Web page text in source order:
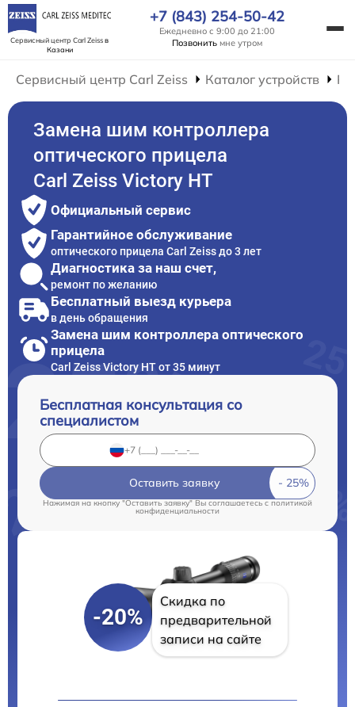
Сервисный центр Carl Zeissв
Казани
+7 (843) 254-50-42
Ежедневно с 9:00 до 21:00
Позвонить мне утром
Сервисный центр Carl Zeiss Каталог устройств
Замена шим контроллера
оптического прицела
Carl Zeiss Victory HT
Официальный сервис
Гарантийное обслуживание
оптического прицела Carl Zeiss до 3 лет
Диагностика за наш счет,
ремонт по желанию
Бесплатный выезд курьера
в день обращения
Замена шим контроллера оптического
прицела
Carl Zeiss Victory HT от 35 минут
Бесплатная консультация со
специалистом
Оставить заявку
Нажимая на кнопку "Оставить заявку" Вы соглашаетесь cполитикой
конфиденциальности
-20%
Скидка по
предварительной
записи на сайте